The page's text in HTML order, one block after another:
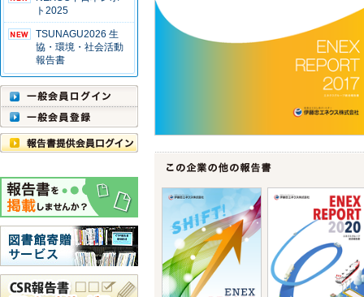
ト2025
TSUNAGU2026 生
協・環境・社会活動
報告書